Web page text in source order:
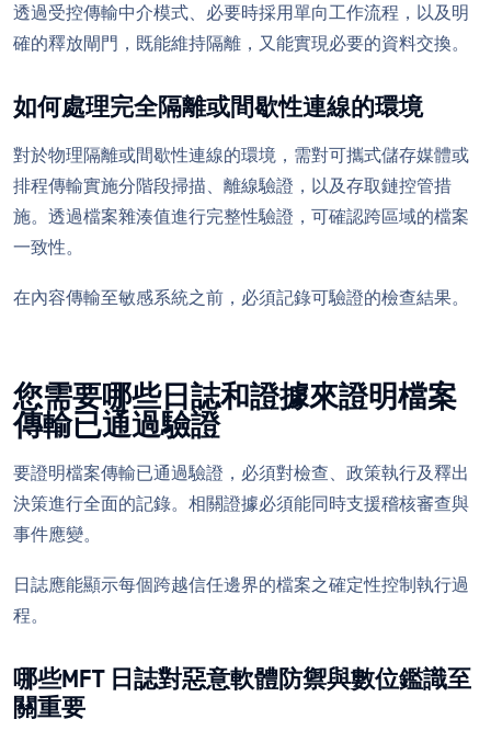
透過受控傳輸中介模式、必要時採用單向工作流程，以及明
確的釋放閘門，既能維持隔離，又能實現必要的資料交換。
如何處理完全隔離或間歇性連線的環境
對於物理隔離或間歇性連線的環境，需對可攜式儲存媒體或
排程傳輸實施分階段掃描、離線驗證，以及存取鏈控管措
施。透過檔案雜湊值進行完整性驗證，可確認跨區域的檔案
一致性。
在內容傳輸至敏感系統之前，必須記錄可驗證的檢查結果。
您需要哪些日誌和證據來證明檔案
傳輸已通過驗證
要證明檔案傳輸已通過驗證，必須對檢查、政策執行及釋出
決策進行全面的記錄。相關證據必須能同時支援稽核審查與
事件應變。
日誌應能顯示每個跨越信任邊界的檔案之確定性控制執行過
程。
哪些MFT 日誌對惡意軟體防禦與數位鑑識至
關重要